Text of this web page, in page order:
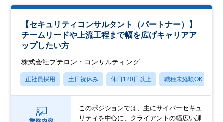
【セキュリティコンサルタント（パートナー）】
チームリードや上流工程まで幅を広げキャリアア
ップしたい方
株式会社プテロン・コンサルティング
正社員採用 土日祝休み 休日120日以上 職種未経験OK
このポジションでは、主にサイバーセキュ
リティを中心に、クライアントの幅広い課